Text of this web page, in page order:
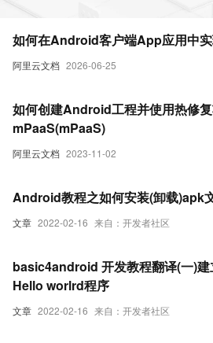
阿里云文档 2026-06-25
如何在Android客户端App应用中
阿里云文档 2023-11-02
如何创建Android工程并使用热修
mPaaS(mPaaS)
文章 2022-02-16 来自：开发者社区
Android教程之如何安装(卸载)apk
文章 2022-02-16 来自：开发者社区
basic4android 开发教程翻译(一)
Hello worlrd程序